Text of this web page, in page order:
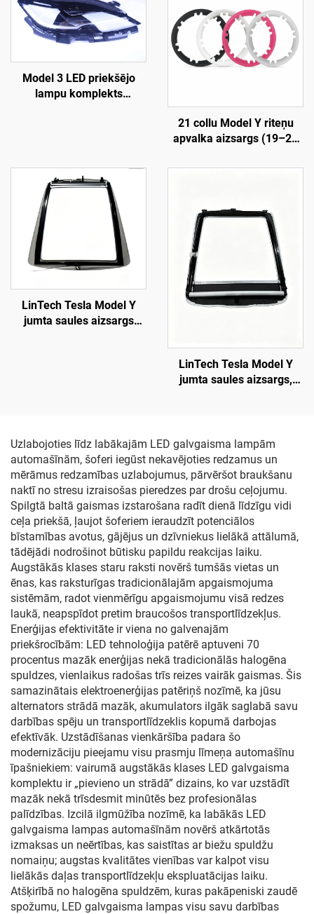
Model 3 LED priekšējo
lampu komplekts
21 collu Model Y riteņu
apvalka aizsargs (19–24
LinTech Tesla Model Y
jumta saules aizsargs
LinTech Tesla Model Y
jumta saules aizsargs,
Uzlabojoties līdz labākajām LED galvgaisma lampām
automašīnām, šoferi iegūst nekavējoties redzamus un
mērāmus redzamības uzlabojumus, pārvēršot braukšanu
naktī no stresu izraisošas pieredzes par drošu ceļojumu.
Spilgtā baltā gaismas izstarošana radīt dienā līdzīgu vidi
ceļa priekšā, ļaujot šoferiem ieraudzīt potenciālos
bīstamības avotus, gājējus un dzīvniekus lielākā attālumā,
tādējādi nodrošinot būtisku papildu reakcijas laiku.
Augstākās klases staru raksti novērš tumšās vietas un
ēnas, kas raksturīgas tradicionālajām apgaismojuma
sistēmām, radot vienmērīgu apgaismojumu visā redzes
laukā, neapspīdot pretim braucošos transportlīdzekļus.
Enerģijas efektivitāte ir viena no galvenajām
priekšrocībām: LED tehnoloģija patērē aptuveni 70
procentus mazāk enerģijas nekā tradicionālās halogēna
spuldzes, vienlaikus radošas trīs reizes vairāk gaismas. Šis
samazinātais elektroenerģijas patēriņš nozīmē, ka jūsu
alternators strādā mazāk, akumulators ilgāk saglabā savu
darbības spēju un transportlīdzeklis kopumā darbojas
efektīvāk. Uzstādīšanas vienkāršība padara šo
modernizāciju pieejamu visu prasmju līmeņa automašīnu
īpašniekiem: vairumā augstākās klases LED galvgaisma
komplektu ir „pievieno un strādā” dizains, ko var uzstādīt
mazāk nekā trīsdesmit minūtēs bez profesionālas
palīdzības. Izcilā ilgmūžība nozīmē, ka labākās LED
galvgaisma lampas automašīnām novērš atkārtotās
izmaksas un neērtības, kas saistītas ar biežu spuldžu
nomaiņu; augstas kvalitātes vienības var kalpot visu
lielākās daļas transportlīdzekļu ekspluatācijas laiku.
Atšķirībā no halogēna spuldzēm, kuras pakāpeniski zaudē
spožumu, LED galvgaisma lampas visu savu darbības